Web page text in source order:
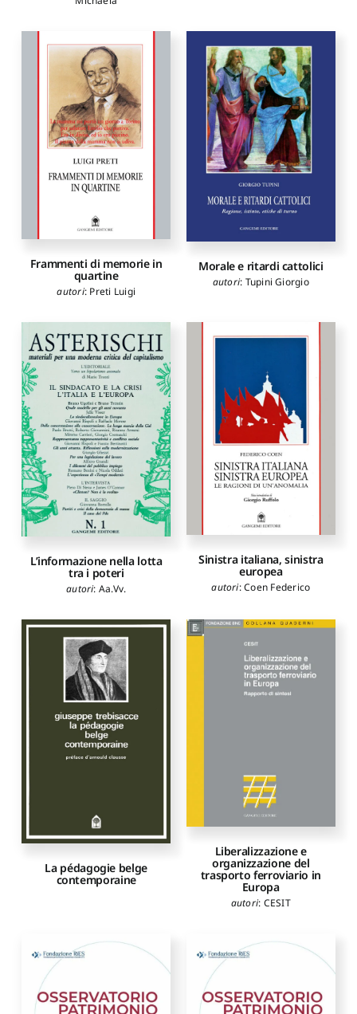
Frammenti di memorie in
quartine
autori: Preti Luigi
Morale e ritardi cattolici
autori: Tupini Giorgio
L’informazione nella lotta
tra i poteri
autori: Aa.Vv.
Sinistra italiana, sinistra
europea
autori:Coen Federico
La pédagogie belge
contemporaine
Liberalizzazione e
organizzazione del
trasporto ferroviario in
Europa
autori: CESIT